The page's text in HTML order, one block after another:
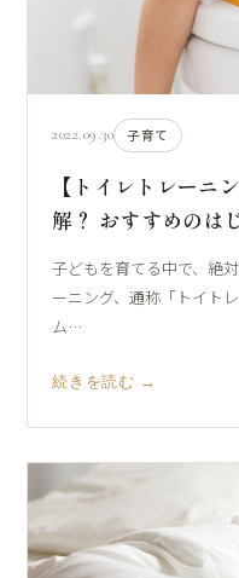
2022.09.30 子育て
【トイレトレーニ
解？ おすすめのは
子どもを育てる中で、絶
ーニング、通称「トイト
ム…
続きを読む →